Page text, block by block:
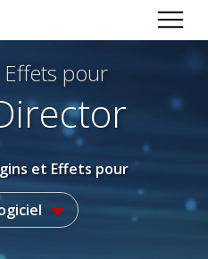
pour
et Effets pour